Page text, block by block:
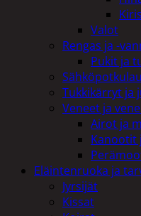
Valot
Rengas ja -
Pukit ja
Tukkikärryt ja
Veneet ja
Airot ja
Kanootit
Eläintenruoka ja
Jyrsijät
Kissat